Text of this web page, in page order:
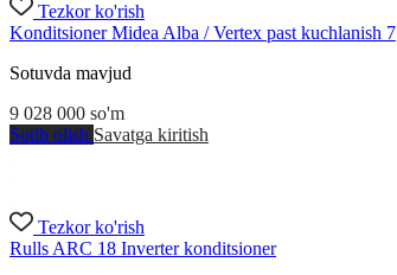
Tezkor ko'rish
Konditsioner Midea Alba / Vertex past kuchlanish 7
Sotuvda mavjud
9 028 000 so'm
Sotib olish Savatga kiritish
Tezkor ko'rish
Rulls ARC 18 Inverter konditsioner